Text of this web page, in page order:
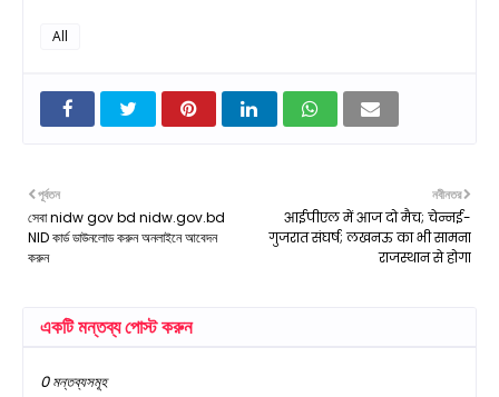
All
নবীনতর
आईपीएल में आज दो मैच; चेन्नई-
गुजरात संघर्ष; लखनऊ का भी सामना
राजस्थान से होगा
পূর্বতন
সেবা nidw gov bd nidw.gov.bd
NID কার্ড ডাউনলোড করুন অনলাইনে আবেদন
করুন
একটি মন্তব্য পোস্ট করুন
0 মন্তব্যসমূহ